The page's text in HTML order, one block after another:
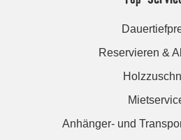
Reservieren &
Anhänger- und